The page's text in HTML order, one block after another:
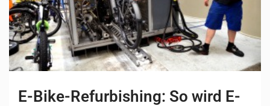
E-Bike-Refurbishing: So wird E-